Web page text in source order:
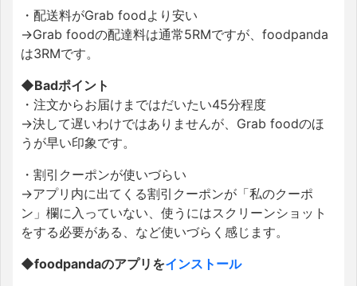
・配送料がGrab foodより安い
→Grab foodの配達料は通常5RMですが、foodpanda
は3RMです。
◆Badポイント
・注文からお届けまではだいたい45分程度
→決して遅いわけではありませんが、Grab foodのほ
うが早い印象です。
・割引クーポンが使いづらい
→アプリ内に出てくる割引クーポンが「私のクーポ
ン」欄に入っていない、使うにはスクリーンショット
をする必要がある、など使いづらく感じます。
◆foodpandaのアプリをインストール